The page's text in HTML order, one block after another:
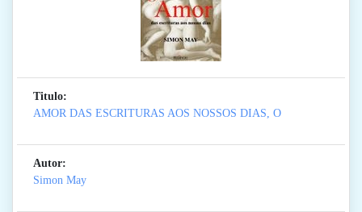
Titulo:
AMOR DAS ESCRITURAS AOS NOSSOS DIAS, O
Autor:
Simon May